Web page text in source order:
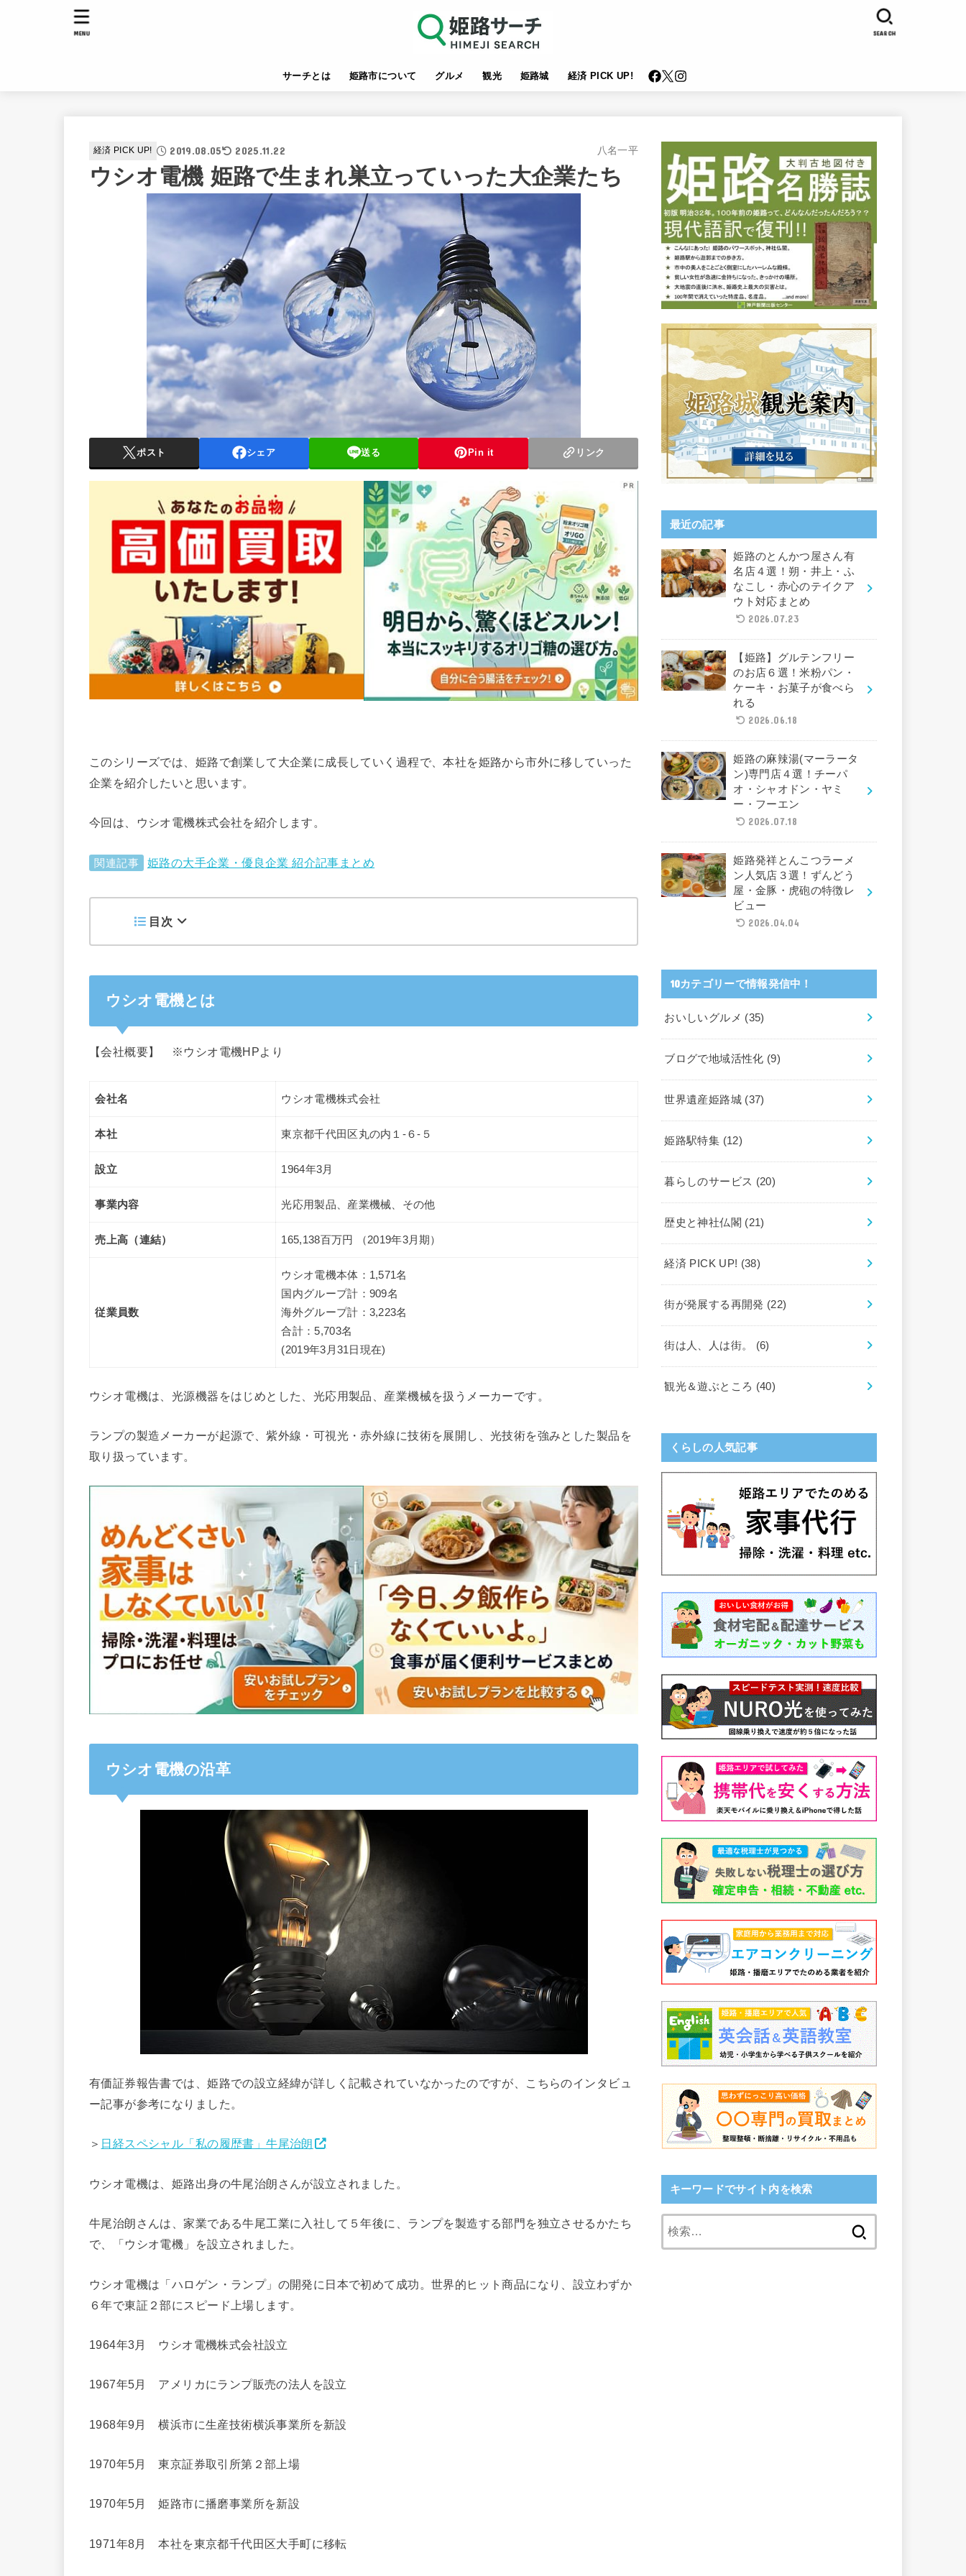
サーチとは 姫路市について グルメ 観光 姫路城 経済 PICK UP!
SEARCH
MENU
経済 PICK UP! 2019.08.05 2025.11.22 八名一平
ウシオ電機 姫路で生まれ巣立っていった大企業たち
ポスト シェア 送る Pin it リンク
このシリーズでは、姫路で創業して大企業に成長していく過程で、本社を姫路から市外に移していった
企業を紹介したいと思います。
今回は、ウシオ電機株式会社を紹介します。
関連記事 姫路の大手企業・優良企業 紹介記事まとめ
目次
ウシオ電機とは
【会社概要】 ※ウシオ電機HPより
会社名 ウシオ電機株式会社
本社 東京都千代田区丸の内１-６-５
設立 1964年3月
事業内容 光応用製品、産業機械、その他
売上高（連結） 165,138百万円 （2019年3月期）
従業員数
ウシオ電機本体：1,571名
国内グループ計：909名
海外グループ計：3,223名
合計：5,703名
(2019年3月31日現在)
ウシオ電機は、光源機器をはじめとした、光応用製品、産業機械を扱うメーカーです。
ランプの製造メーカーが起源で、紫外線・可視光・赤外線に技術を展開し、光技術を強みとした製品を
取り扱っています。
ウシオ電機の沿革
有価証券報告書では、姫路での設立経緯が詳しく記載されていなかったのですが、こちらのインタビュ
ー記事が参考になりました。
＞ 日経スペシャル「私の履歴書」牛尾治朗
ウシオ電機は、姫路出身の牛尾治朗さんが設立されました。
牛尾治朗さんは、家業である牛尾工業に入社して５年後に、ランプを製造する部門を独立させるかたち
で、「ウシオ電機」を設立されました。
ウシオ電機は「ハロゲン・ランプ」の開発に日本で初めて成功。世界的ヒット商品になり、設立わずか
６年で東証２部にスピード上場します。
1964年3月 ウシオ電機株式会社設立
1967年5月 アメリカにランプ販売の法人を設立
1968年9月 横浜市に生産技術横浜事業所を新設
1970年5月 東京証券取引所第２部上場
1970年5月 姫路市に播磨事業所を新設
1971年8月 本社を東京都千代田区大手町に移転
最近の記事
姫路のとんかつ屋さん有
名店４選！朔・井上・ふ
なこし・赤心のテイクア
ウト対応まとめ
2026.07.23
【姫路】グルテンフリー
のお店６選！米粉パン・
ケーキ・お菓子が食べら
れる
2026.06.18
姫路の麻辣湯(マーラータ
ン)専門店４選！チーパ
オ・シャオドン・ヤミ
ー・フーエン
2026.07.18
姫路発祥とんこつラーメ
ン人気店３選！ずんどう
屋・金豚・虎砲の特徴レ
ビュー
2026.04.04
10カテゴリーで情報発信中！
おいしいグルメ (35)
ブログで地域活性化 (9)
世界遺産姫路城 (37)
姫路駅特集 (12)
暮らしのサービス (20)
歴史と神社仏閣 (21)
経済 PICK UP! (38)
街が発展する再開発 (22)
街は人、人は街。 (6)
観光＆遊ぶところ (40)
くらしの人気記事
キーワードでサイト内を検索